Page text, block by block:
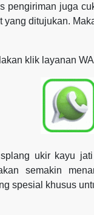
pengiriman juga
yang ditujukan.
klik layanan
ukir kayu
semakin
spesial khusus